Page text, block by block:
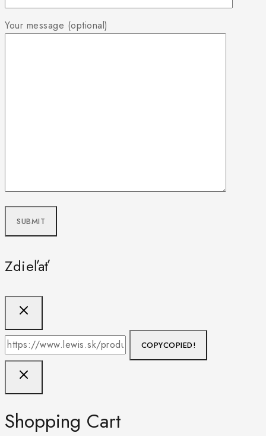
Your message (optional)
Zdieľať
COPYCOPIED!
Shopping Cart